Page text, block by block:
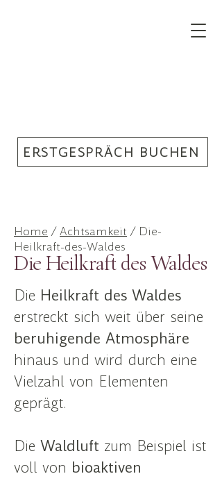
ERSTGESPRÄCH BUCHEN
Home /Achtsamkeit / Die-
Heilkraft-des-Waldes
Die Heilkraft des Waldes
Die Heilkraft des Waldes
erstreckt sich weit über seine
beruhigende Atmosphäre
hinaus und wird durch eine
Vielzahl von Elementen
geprägt.
Die Waldluft zum Beispiel ist
voll von bioaktiven